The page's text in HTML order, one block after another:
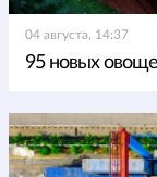
04 августа, 14:37
95 новых